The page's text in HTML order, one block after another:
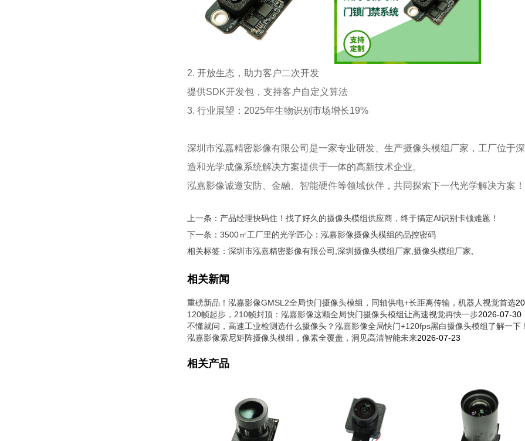
2. 开放生态，助力客户二次开发
提供SDK开发包，支持客户自定义算法
3. 行业展望：2025年生物识别市场增长19%
深圳市泓嘉精密影像有限公司是一家专业研发、生产摄像头模组厂家，工厂位于
造和光学成像系统解决方案提供于一体的高新技术企业。
泓嘉影像诚邀安防、金融、智能硬件等领域伙伴，共同探索下一代光学解决方案！
上一条： 产品经理快码住！找了好久的摄像头模组供应商，终于搞定AI识别卡顿难题！
下一条：3500㎡工厂里的光学匠心：泓嘉影像摄像头模组的品控密码
相关标签：深圳市泓嘉精密影像有限公司 ,深圳摄像头模组厂家,摄像头模组厂家,
相关新闻
重磅新品！泓嘉影像GMSL2全局快门摄像头模组，同轴供电+长距离传输，机器人视觉首选
120帧起步，210帧封顶：泓嘉影像这颗全局快门摄像头模组让高速视觉再快一步2026-07-30
不懂就问，高速工业检测选什么摄像头？泓嘉影像全局快门+120fps黑白摄像头模组了解一下
泓嘉影像索尼矩阵摄像头模组，像素全覆盖，洞见高清智能未来2026-07-23
相关产品